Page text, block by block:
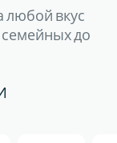
любой вкус
до